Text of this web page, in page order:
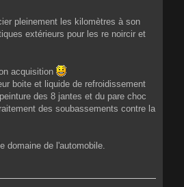
pleinement les kilomètres à son
extérieurs pour les re noircir et
acquisition
boite et liquide de refroidissement
des 8 jantes et du pare choc
des soubassements contre la
domaine de l'automobile.